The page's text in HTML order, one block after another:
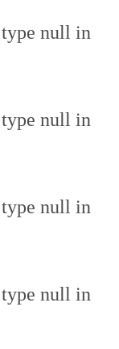
null in
null in
null in
null in